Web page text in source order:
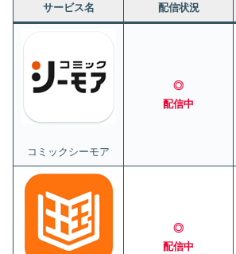
サービス名 配信状況
コミックシーモア
◎
配信中
◎
配信中